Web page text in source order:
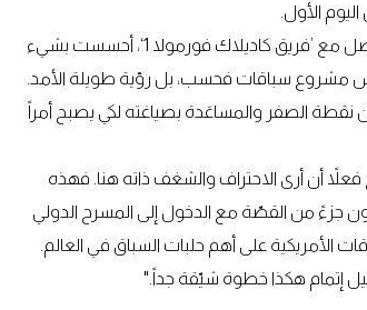
الأول.
في تعليق له على هذا الموضوع، قال بوتاس: "من اللحظة التي بدأت فيها التواصل مع ’فريق كاديلاك فورمولا 1‘، أحسست بشيء
مشروع سباقات فحسب، بل رؤية طويلة الأمد.
الصفر والمساعَدة بصياغته لكي يصبح أمراً
أن أرى الاحتراف والشغف ذاته هنا. فهذه
جزءً من القصّة مع الدخول إلى المسرح الدولي
الأمريكية على أهم حلبات السباق في العالم.
إتمام هكذا خطوة شيّقة جداً."